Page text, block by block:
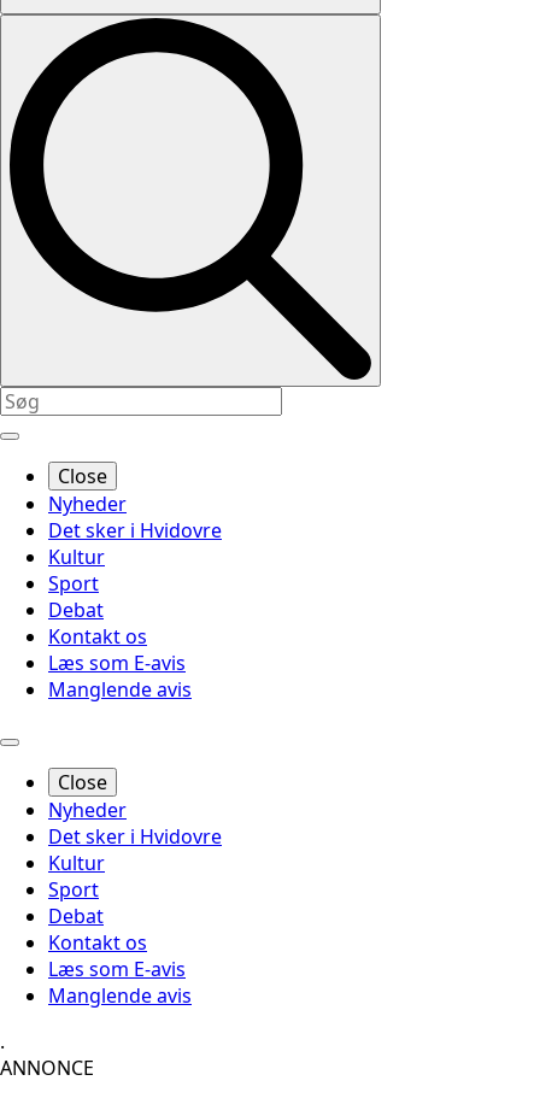
Close
Nyheder
Det sker i Hvidovre
Kultur
Sport
Debat
Kontakt os
Læs som E-avis
Manglende avis
Close
Nyheder
Det sker i Hvidovre
Kultur
Sport
Debat
Kontakt os
Læs som E-avis
Manglende avis
.
ANNONCE